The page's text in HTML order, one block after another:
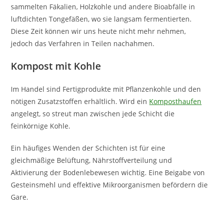
sammelten Fäkalien, Holzkohle und andere Bioabfälle in
luftdichten Tongefäßen, wo sie langsam fermentierten.
Diese Zeit können wir uns heute nicht mehr nehmen,
jedoch das Verfahren in Teilen nachahmen.
Kompost mit Kohle
Im Handel sind Fertigprodukte mit Pflanzenkohle und den
nötigen Zusatzstoffen erhältlich. Wird ein Komposthaufen
angelegt, so streut man zwischen jede Schicht die
feinkörnige Kohle.
Ein häufiges Wenden der Schichten ist für eine
gleichmäßige Belüftung, Nährstoffverteilung und
Aktivierung der Bodenlebewesen wichtig. Eine Beigabe von
Gesteinsmehl und effektive Mikroorganismen befördern die
Gare.